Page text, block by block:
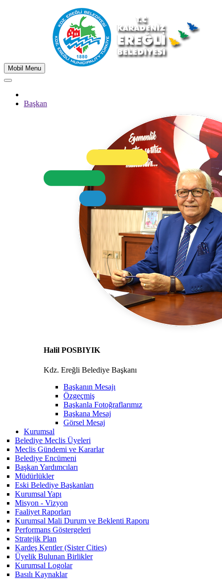
Mobil Menu
Başkan
Halil POSBIYIK
Kdz. Ereğli Belediye Başkanı
Başkanın Mesajı
Özgeçmiş
Başkanla Fotoğraflarımız
Başkana Mesaj
Görsel Mesaj
Kurumsal
Belediye Meclis Üyeleri
Meclis Gündemi ve Kararlar
Belediye Encümeni
Başkan Yardımcıları
Müdürlükler
Eski Belediye Başkanları
Kurumsal Yapı
Misyon - Vizyon
Faaliyet Raporları
Kurumsal Mali Durum ve Beklenti Raporu
Performans Göstergeleri
Stratejik Plan
Kardeş Kentler (Sister Cities)
Üyelik Bulunan Birlikler
Kurumsal Logolar
Basılı Kaynaklar